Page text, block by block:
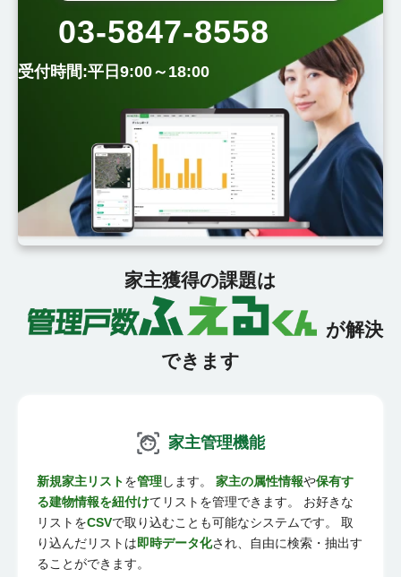
03-5847-8558
受付時間:平日9:00～18:00
家主獲得の課題は
が解決
できます
家主管理機能
新規家主リストを管理します。 家主の属性情報や保有す
る建物情報を紐付けてリストを管理できます。 お好きな
リストをCSVで取り込むことも可能なシステムです。 取
り込んだリストは即時データ化され、自由に検索・抽出す
ることができます。